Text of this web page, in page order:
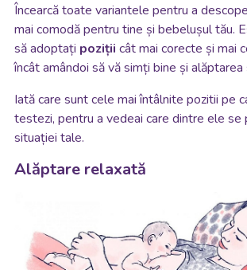
Încearcă toate variantele pentru a
mai comodă pentru tine și bebelușul tău.
să adoptați poziții cât mai corecte și mai
încât amândoi să vă simți bine și
Iată care sunt cele mai întâlnite pozitii pe
testezi, pentru a vedeai care dintre ele
situației tale.
Alăptare relaxată